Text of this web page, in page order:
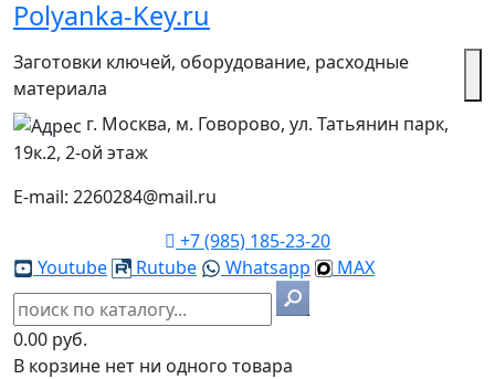
Polyanka-Key.ru
Заготовки ключей, оборудование, расходные
материала
г. Москва, м. Говорово, ул. Татьянин парк,
19к.2, 2-ой этаж
E-mail: 2260284@mail.ru
+7 (985) 185-23-20
Youtube
Rutube Whatsapp MAX
0.00 руб.
В корзине нет ни одного товара